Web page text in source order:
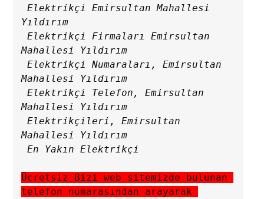
Elektrikçi Emirsultan Mahallesi
Yıldırım
Elektrikçi Firmaları Emirsultan
Mahallesi Yıldırım
Elektrikçi Numaraları, Emirsultan
Mahallesi Yıldırım
Elektrikçi Telefon, Emirsultan
Mahallesi Yıldırım
Elektrikçileri, Emirsultan
Mahallesi Yıldırım
Ücretsiz Bizi web sitemizde bulunan
telefon numarasından arayarak